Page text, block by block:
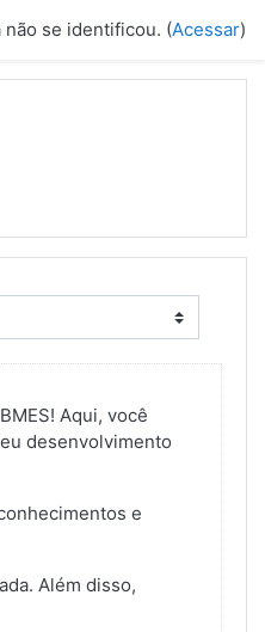
não se identificou. (Acessar)
Aqui, você
desenvolvimento
e
Além disso,